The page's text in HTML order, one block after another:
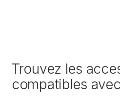
Trouvez les
compatibles